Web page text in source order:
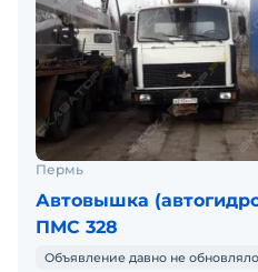
Пермь
Автовышка
ПМС 328
Объявление давно не